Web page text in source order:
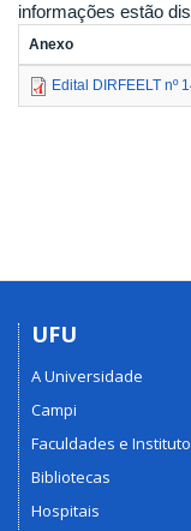
informações estão
Anexo
Edital DIRFEELT nº
UFU
A Universidade
Campi
Faculdades e
Bibliotecas
Hospitais